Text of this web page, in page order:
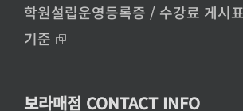
학원설립운영등록증 / 수강료 게시
기준 ⮺
보라매점 CONTACT INFO